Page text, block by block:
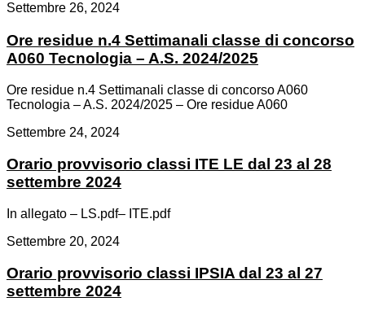
Settembre 26, 2024
Ore residue n.4 Settimanali classe di concorso
A060 Tecnologia – A.S. 2024/2025
Ore residue n.4 Settimanali classe di concorso A060
Tecnologia – A.S. 2024/2025 – Ore residue A060
Settembre 24, 2024
Orario provvisorio classi ITE LE dal 23 al 28
settembre 2024
In allegato – LS.pdf– ITE.pdf
Settembre 20, 2024
Orario provvisorio classi IPSIA dal 23 al 27
settembre 2024